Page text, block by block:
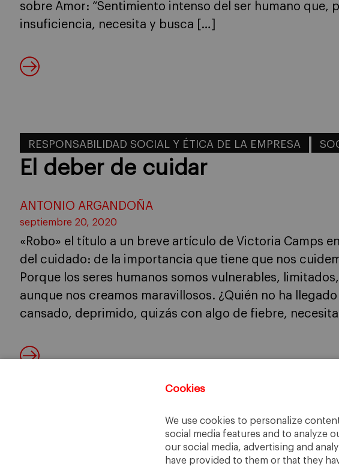
Cookies
We use cookies to personalize
social media features and to analyze
our social media, advertising and
have provided to them or that they
sobre Amor: “Sentimiento intenso del ser humano que,
insuficiencia, necesita y busca […]
RESPONSABILIDAD SOCIAL Y ÉTICA DE LA EMPRESA
El deber de cuidar
ANTONIO ARGANDOÑA
septiembre 20, 2020
«Robo» el título a un breve artículo de Victoria Camps
del cuidado: de la importancia que tiene que nos
Porque los seres humanos somos vulnerables,
aunque nos creamos maravillosos. ¿Quién no ha
cansado, deprimido, quizás con algo de fiebre,